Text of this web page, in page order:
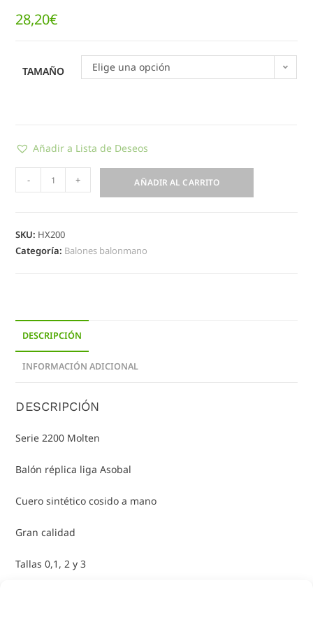
28,20€
TAMAÑO Elige una opción
Añadir a Lista de Deseos
- + AÑADIR AL CARRITO
SKU: HX200
Categoría: Balones balonmano
DESCRIPCIÓN
INFORMACIÓN ADICIONAL
DESCRIPCIÓN
Serie 2200 Molten
Balón réplica liga Asobal
Cuero sintético cosido a mano
Gran calidad
Tallas 0,1, 2 y 3